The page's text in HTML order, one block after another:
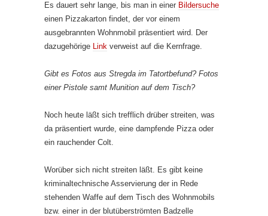
Es dauert sehr lange, bis man in einer Bildersuche
einen Pizzakarton findet, der vor einem
ausgebrannten Wohnmobil präsentiert wird. Der
dazugehörige Link verweist auf die Kernfrage.
Gibt es Fotos aus Stregda im Tatortbefund? Fotos
einer Pistole samt Munition auf dem Tisch?
Noch heute läßt sich trefflich drüber streiten, was
da präsentiert wurde, eine dampfende Pizza oder
ein rauchender Colt.
Worüber sich nicht streiten läßt. Es gibt keine
kriminaltechnische Asservierung der in Rede
stehenden Waffe auf dem Tisch des Wohnmobils
bzw. einer in der blutüberströmten Badzelle